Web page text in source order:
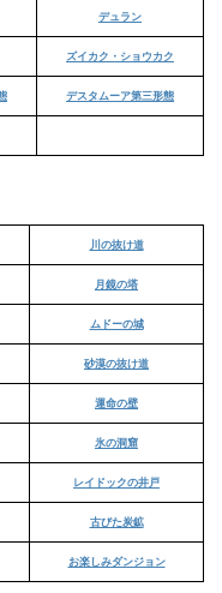
デュラン
ズイカク・ショウカク
デスタムーア第三形態
川の抜け道
月鏡の塔
ムドーの城
砂漠の抜け道
運命の壁
氷の洞窟
レイドックの井戸
古びた炭鉱
お楽しみダンジョン